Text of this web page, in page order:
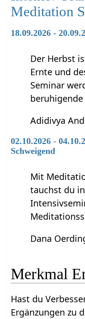
Meditation
18.09.2026 -
Der Herbst
Ernte und
Seminar
Adidivya
02.10.2026 -
Schweigend
Mit
tauchst du
Dana
Hast du
Ergänzungen zu